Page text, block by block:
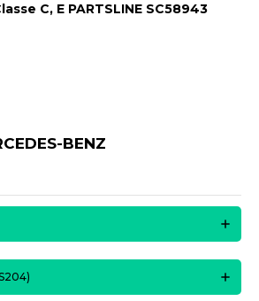
C, E PARTSLINE SC58943
BENZ